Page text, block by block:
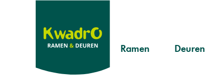
Header
Ramen Deuren